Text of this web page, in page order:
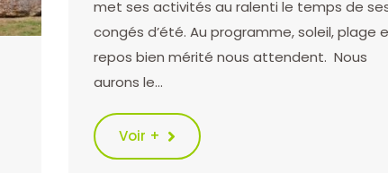
met ses activités au ralenti le temps de
congés d’été. Au programme, soleil, plage
repos bien mérité nous attendent. Nous
aurons le…
Voir +